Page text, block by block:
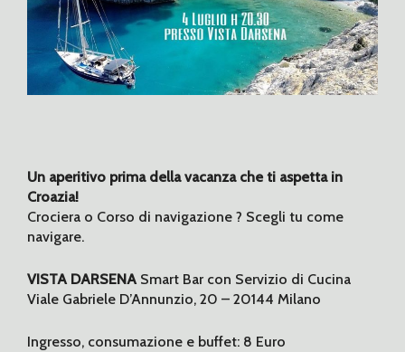
Un aperitivo prima della vacanza che ti aspetta in
Croazia!
Crociera o Corso di navigazione ? Scegli tu come
navigare.
VISTA DARSENASmart Bar con Servizio di Cucina
Viale Gabriele D’Annunzio, 20 – 20144 Milano
Ingresso, consumazione e buffet: 8 Euro